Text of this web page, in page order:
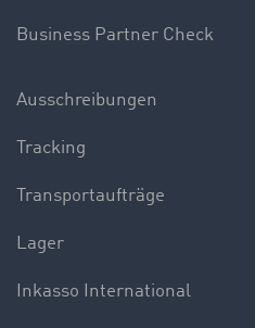
Business Partner Check
Ausschreibungen
Tracking
Transportaufträge
Lager
Inkasso International